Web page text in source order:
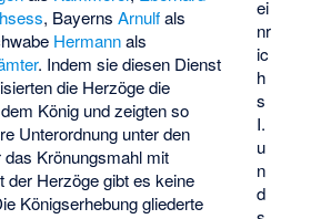
ei
nr
ic
h
s
I.
u
n
d
, BayernsArnulfals
Hermannals
. Indem sie diesen Dienst
die Herzöge die
König und zeigten so
Unterordnung unter den
Krönungsmahl mit
Herzöge gibt es keine
Königserhebung gliederte